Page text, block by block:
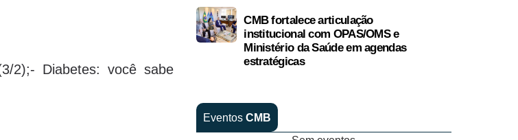
2);- Diabetes: você sabe
CMB fortalece articulação
institucional com OPAS/OMS e
Ministério da Saúde em agendas
estratégicas
Eventos CMB